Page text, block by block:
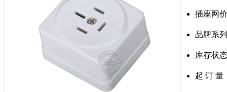
插座网
品牌系
库存状
起 订